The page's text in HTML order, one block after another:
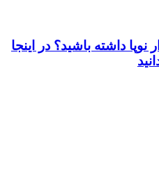
داشته باشید؟ در اینجا